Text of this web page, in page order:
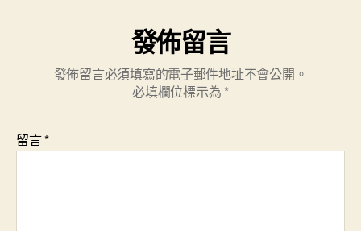
發佈留言
發佈留言必須填寫的電子郵件地址不會公開。
必填欄位標示為 *
留言*